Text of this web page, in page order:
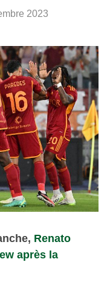
2023
Renato
après la